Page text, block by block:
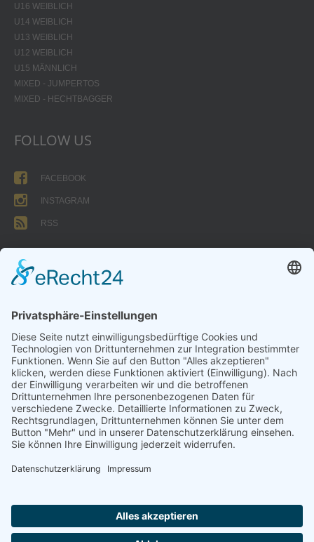
U16 WEIBLICH
U14 WEIBLICH
U13 WEIBLICH
U12 WEIBLICH
U15 MÄNNLICH
MIXED - JUMPERTOS
MIXED - HECHTBAGGER
FOLLOW US
FACEBOOK
INSTAGRAM
RSS
FORMULARE
Abteilungsbeitrag aktive Spieler:
Jugendliche unter 18: 25 EUR
Erwachsene: 50 EUR
UMMELDEANTRAG
ÜBUNGSLEITERZUWENDUNGEN
INTERNE DOKUMENTE
Impressum
Datenschutz